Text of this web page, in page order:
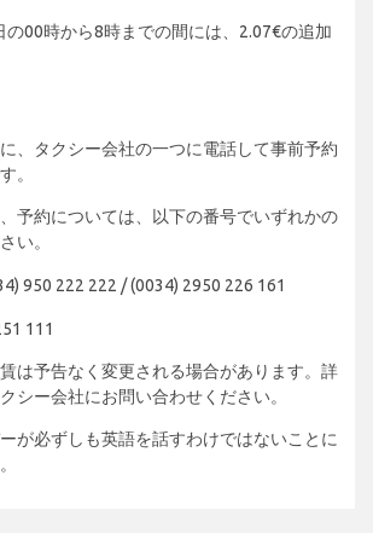
の00時から8時までの間には、2.07€の追加
、タクシー会社の一つに電話して事前予約
。
予約については、以下の番号でいずれかの
い。
950 222 222 / (0034) 2950 226 161
111
は予告なく変更される場合があります。詳
シー会社にお問い合わせください。
が必ずしも英語を話すわけではないことに